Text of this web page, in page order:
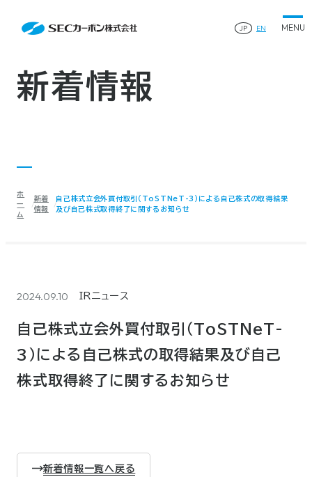
会社案内TOP
企業沿革
製品情報
ファインパウダー
アルミニウム製錬用カソードブロック SK-B
人造黒鉛電極
ものづくりの流れ(生産工程)
品質管理
工場について
IR情報
IR情報TOP
IRカレンダー
資料ダウンロード
サイトマッププライバシーポリシー
JP EN
News
新着情報
ホ
ー
ム
新着
情報
自己株式立会外買付取引（ToSTNeT-3）による自己株式の取得結果
及び自己株式取得終了に関するお知らせ
新着情報一覧へ戻る
2024.09.10 IRニュース
自己株式立会外買付取引（ToSTNeT-
3）による自己株式の取得結果及び自己
株式取得終了に関するお知らせ